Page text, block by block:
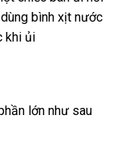
bình xịt nước
khi ủi
lớn như sau